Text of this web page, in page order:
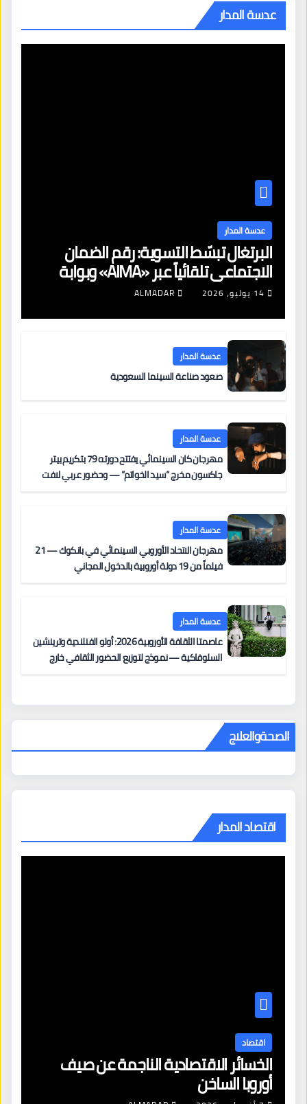
عدسة المدار
عدسة المدار
البرتغال تبسّط التسوية: رقم الضمان
الاجتماعي تلقائياً عبر «AIMA» وبوابة
جديدة لتجديد الإقامات
14 يوليو، 2026 ALMADAR
عدسة المدار
صعود صناعة السينما السعودية
عدسة المدار
مهرجان كان السينمائي يفتتح دورته 79 بتكريم بيتر
جاكسون مخرج “سيد الخواتم” — وحضور عربي لافت
عدسة المدار
مهرجان الاتحاد الأوروبي السينمائي في بانكوك — 21
فيلماً من 19 دولة أوروبية بالدخول المجاني
عدسة المدار
عاصمتا الثقافة الأوروبية 2026: أولو الفنلندية وترينشين
السلوفاكية — نموذج لتوزيع الحضور الثقافي خارج
الصحةوالعلاج
اقتصاد المدار
اقتصاد
الخسائر الاقتصادية الناجمة عن صيف
أوروبا الساخن